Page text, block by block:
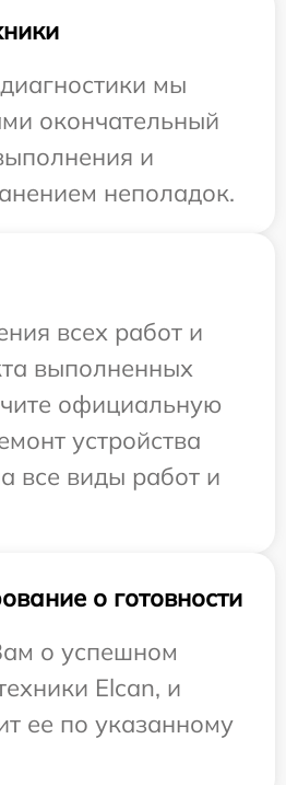
мы
окончательный
и
неполадок.
всех работ и
выполненных
официальную
устройства
все виды работ и
о готовности
о успешном
Elcan, и
ее по указанному